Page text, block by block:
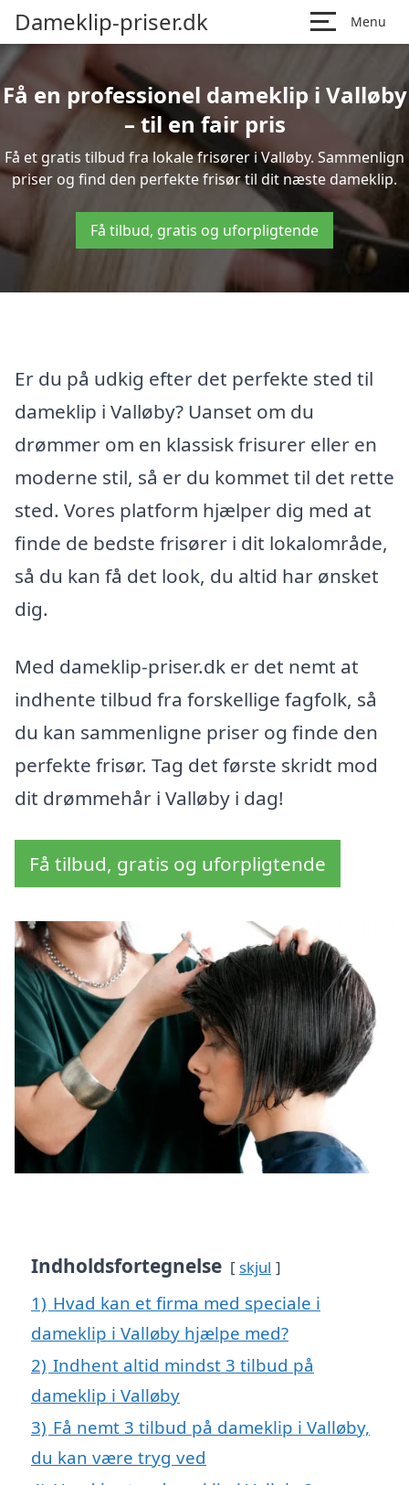
Dameklip-priser.dk Menu
Få en professionel dameklip i Valløby
– til en fair pris
Få et gratis tilbud fra lokale frisører i Valløby. Sammenlign
priser og find den perfekte frisør til dit næste dameklip.
Få tilbud, gratis og uforpligtende
Er du på udkig efter det perfekte sted til
dameklip i Valløby? Uanset om du
drømmer om en klassisk frisurer eller en
moderne stil, så er du kommet til det rette
sted. Vores platform hjælper dig med at
finde de bedste frisører i dit lokalområde,
så du kan få det look, du altid har ønsket
dig.
Med dameklip-priser.dk er det nemt at
indhente tilbud fra forskellige fagfolk, så
du kan sammenligne priser og finde den
perfekte frisør. Tag det første skridt mod
dit drømmehår i Valløby i dag!
Få tilbud, gratis og uforpligtende
Indholdsfortegnelse skjul
1) Hvad kan et firma med speciale i
dameklip i Valløby hjælpe med?
2) Indhent altid mindst 3 tilbud på
dameklip i Valløby
3) Få nemt 3 tilbud på dameklip i Valløby,
du kan være tryg ved